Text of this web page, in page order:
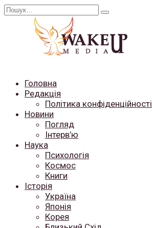
Перейти
Search
Головна
Редакція
Політика конфіденційності
Новини
Погляд
Інтерв’ю
Наука
Психологія
Космос
Книги
Історія
Україна
Японія
Корея